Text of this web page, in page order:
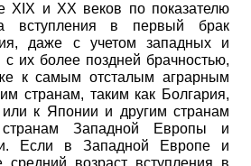
XIX и XX веков по показателю
вступления в первый брак
даже с учетом западных и
с их более поздней брачностью,
к самым отсталым аграрным
странам, таким как Болгария,
к Японии и другим странам
Западной Европы и
Если в Западной Европе и